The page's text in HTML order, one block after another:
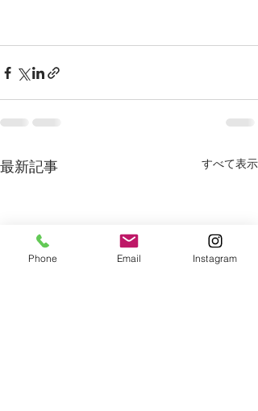
最新記事 すべて表示
Phone Email Instagram